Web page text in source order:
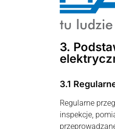
3.
3.1
Regularne
inspekcje,